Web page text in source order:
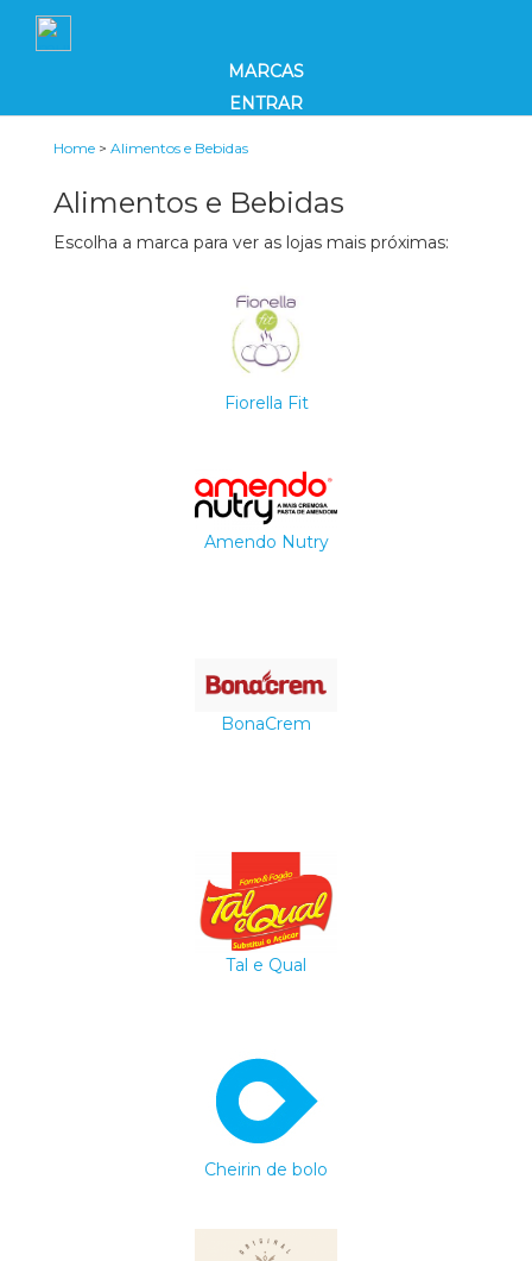
MARCAS
ENTRAR
Home > Alimentos e Bebidas
Alimentos e Bebidas
Escolha a marca para ver as lojas mais próximas:
Fiorella Fit
Amendo Nutry
BonaCrem
Tal e Qual
Cheirin de bolo